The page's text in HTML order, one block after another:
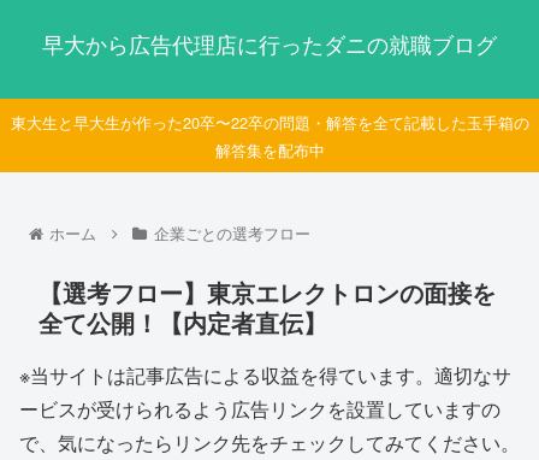
早大から広告代理店に行ったダニの就職ブログ
東大生と早大生が作った20卒〜22卒の問題・解答を全て記載した玉手箱の
解答集を配布中
ホーム 企業ごとの選考フロー
【選考フロー】東京エレクトロンの面接を
全て公開！【内定者直伝】
※当サイトは記事広告による収益を得ています。適切なサ
ービスが受けられるよう広告リンクを設置していますの
で、気になったらリンク先をチェックしてみてください。